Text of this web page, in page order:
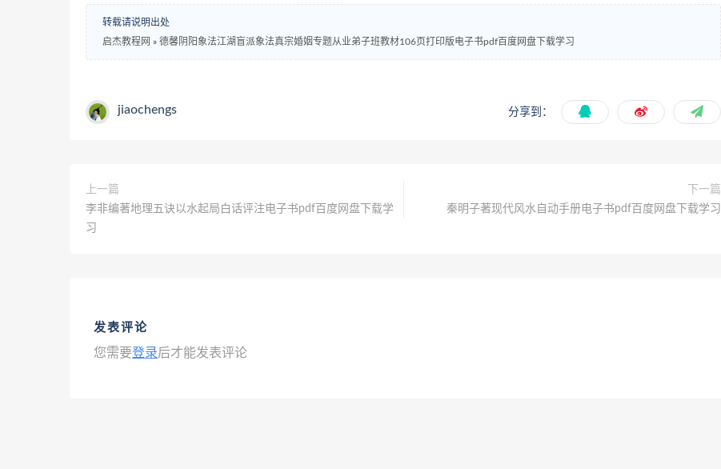
转载请说明出处
启杰教程网 » 德馨阴阳象法江湖盲派象法真宗婚姻专题从业弟子班教材106页打印版电子书pdf百度网盘下载学习
jiaochengs 分享到：
上一篇
李非编著地理五诀以水起局白话评注电子书pdf百度网盘下载学
习
下一篇
秦明子著现代风水自动手册电子书pdf百度网盘下载学习
发表评论
您需要登录后才能发表评论